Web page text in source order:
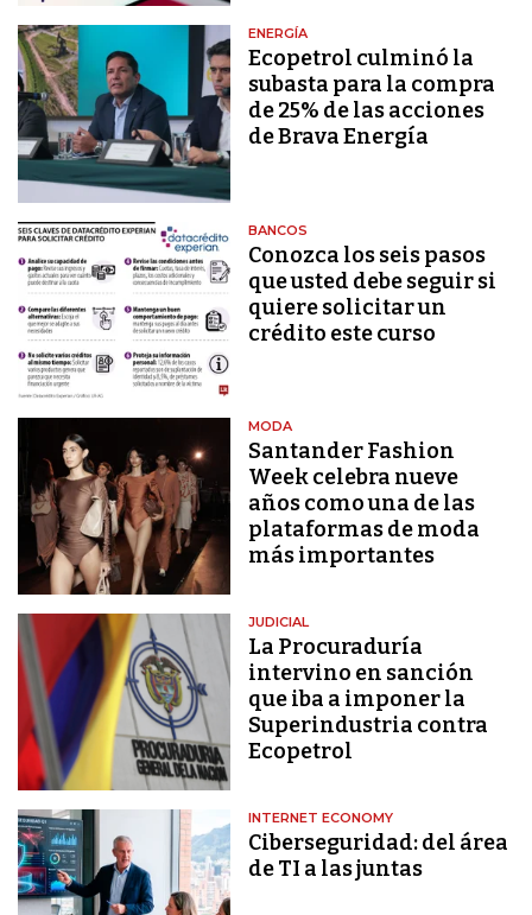
ENERGÍA
Ecopetrol culminó la
subasta para la compra
de 25% de las acciones
de Brava Energía
BANCOS
Conozca los seis pasos
que usted debe seguir si
quiere solicitar un
crédito este curso
MODA
Santander Fashion
Week celebra nueve
años como una de las
plataformas de moda
más importantes
JUDICIAL
La Procuraduría
intervino en sanción
que iba a imponer la
Superindustria contra
Ecopetrol
INTERNET ECONOMY
Ciberseguridad: del área
de TI a las juntas